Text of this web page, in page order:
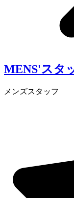
MENS'スタ
メンズスタッフ